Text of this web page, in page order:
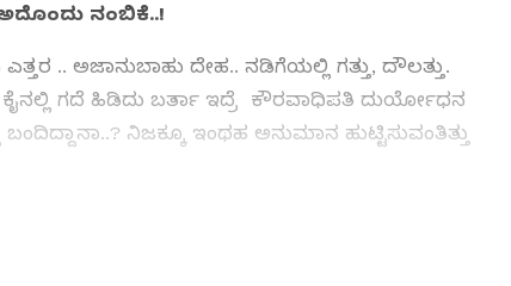
ನಂಬಿಕೆ..!
.. ಅಜಾನುಬಾಹು ದೇಹ.. ನಡಿಗೆಯಲ್ಲಿ ಗತ್ತು, ದೌಲತ್ತು.
ಗದೆ ಹಿಡಿದು ಬರ್ತಾ ಇದ್ರೆ ಕೌರವಾಧಿಪತಿ ದುರ್ಯೋಧನ
ನಿಜಕ್ಕೂ ಇಂಥಹ ಅನುಮಾನ ಹುಟ್ಟಿಸುವಂತಿತ್ತು